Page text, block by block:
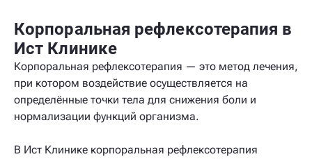
Корпоральная рефлексотерапия в
Ист Клинике
Корпоральная рефлексотерапия — это метод лечения,
при котором воздействие осуществляется на
определённые точки тела для снижения боли и
нормализации функций организма.
В Ист Клинике корпоральная рефлексотерапия